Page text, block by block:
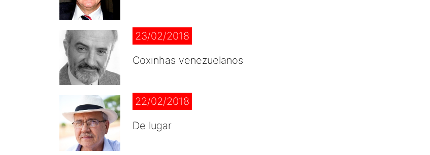
23/02/2018
Coxinhas venezuelanos
22/02/2018
De lugar